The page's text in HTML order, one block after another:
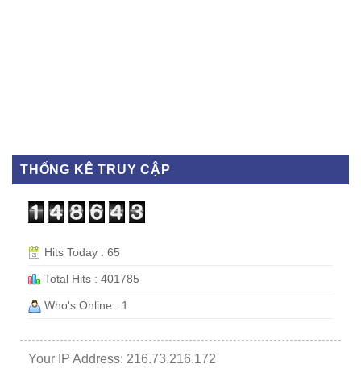
THỐNG KÊ TRUY CẬP
Hits Today : 65
Total Hits : 401785
Who's Online : 1
Your IP Address: 216.73.216.172